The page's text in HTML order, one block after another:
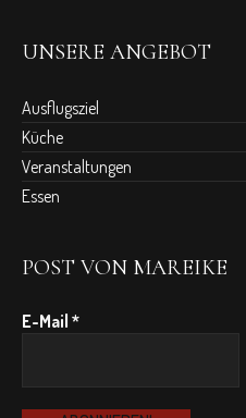
UNSERE ANGEBOT
Ausflugsziel
Küche
Veranstaltungen
Essen
POST VON MAREIKE
E-Mail*